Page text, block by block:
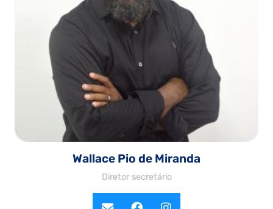
Wallace Pio de Miranda
Diretor secretário